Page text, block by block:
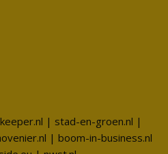
| stad-en-groen.nl |
| boom-in-business.nl